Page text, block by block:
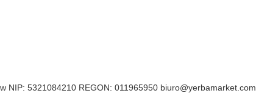
NIP: 5321084210 REGON: 011965950 biuro@yerbamarket.com